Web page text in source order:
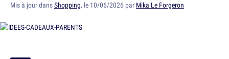
Mis à jour dansShopping, le 10/06/2026 par Mika Le Forgeron